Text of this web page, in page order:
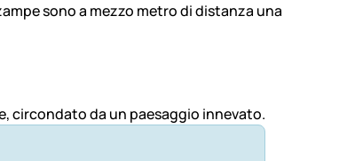
sono a mezzo metro di distanza una